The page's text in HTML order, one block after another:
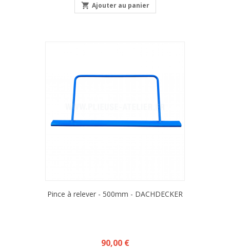
 Ajouter au panier
Pince à relever - 500mm - DACHDECKER
Prix
90,00 €